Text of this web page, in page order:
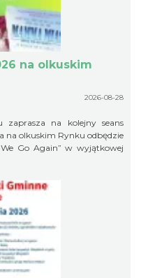
na olkuskim
2026-08-28
zaprasza na kolejny seans
na olkuskim Rynku odbędzie
Go Again” w wyjątkowej